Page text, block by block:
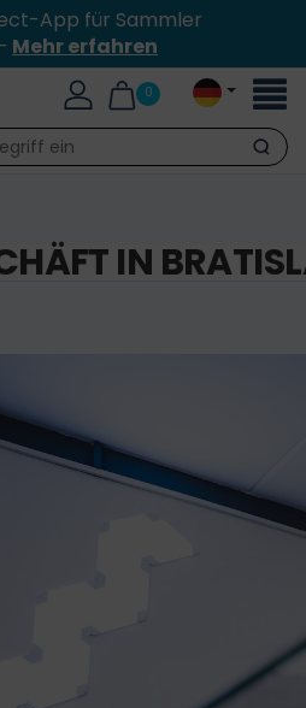
App für Sammler
Mehr erfahren
0
Suche
IN